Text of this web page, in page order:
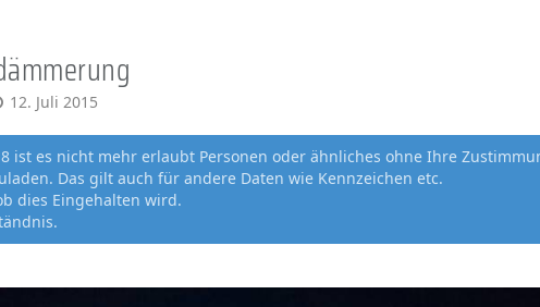
12. Juli 2015
ist es nicht mehr erlaubt Personen oder ähnliches ohne Ihre
Das gilt auch für andere Daten wie Kennzeichen etc.
dies Eingehalten wird.